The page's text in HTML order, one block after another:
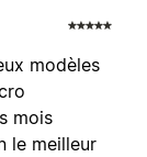
modèles
mois
le meilleur